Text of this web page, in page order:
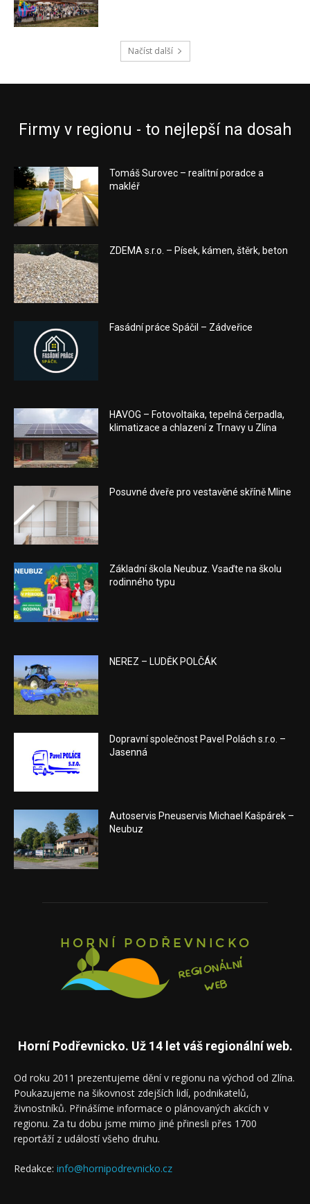
Načíst další
Firmy v regionu - to nejlepší na dosah
Tomáš Surovec – realitní poradce a
makléř
ZDEMA s.r.o. – Písek, kámen, štěrk, beton
Fasádní práce Spáčil – Zádveřice
HAVOG – Fotovoltaika, tepelná čerpadla,
klimatizace a chlazení z Trnavy u Zlína
Posuvné dveře pro vestavěné skříně Mline
Základní škola Neubuz. Vsaďte na školu
rodinného typu
NEREZ – LUDĚK POLČÁK
Dopravní společnost Pavel Polách s.r.o. –
Jasenná
Autoservis Pneuservis Michael Kašpárek –
Neubuz
Horní Podřevnicko. Už 14 let váš regionální web.
Od roku 2011 prezentujeme dění v regionu na východ od Zlína.
Poukazujeme na šikovnost zdejších lidí, podnikatelů,
živnostníků. Přinášíme informace o plánovaných akcích v
regionu. Za tu dobu jsme mimo jiné přinesli přes 1700
reportáží z událostí všeho druhu.
Redakce: info@hornipodrevnicko.cz